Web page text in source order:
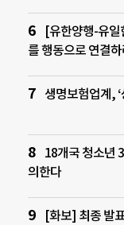
[유한양행-유일
를 행동으로 연결
생명보험업계,
18개국 청소년
의한다
[화보] 최종 발